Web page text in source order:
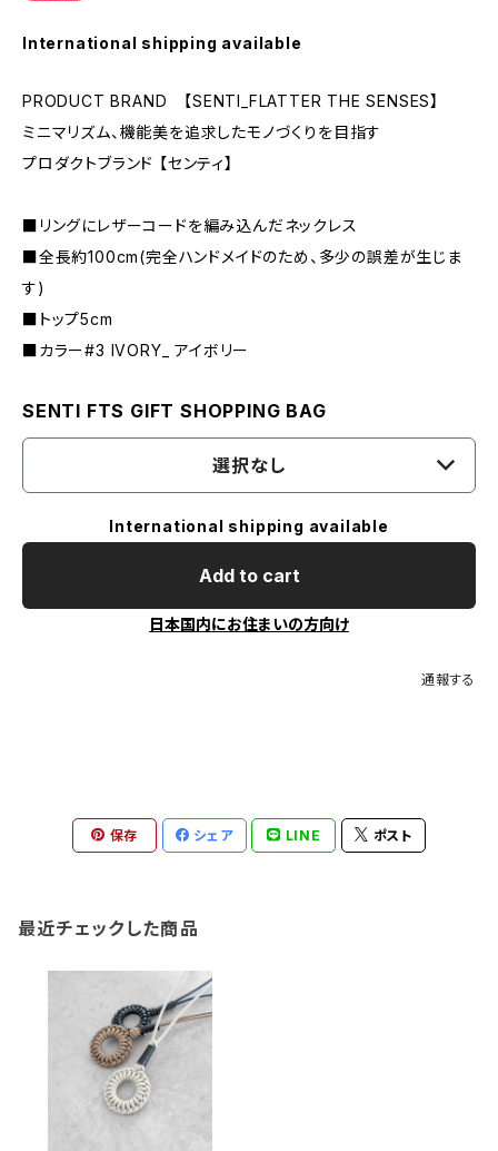
International shipping available
PRODUCT BRAND 【SENTI_FLATTER THE SENSES】
ミニマリズム、機能美を追求したモノづくりを目指す
プロダクトブランド 【センティ】
■リングにレザーコードを編み込んだネックレス
■全長約100cm(完全ハンドメイドのため、多少の誤差が生じま
す)
■トップ5cm
■カラー#3 IVORY_ アイボリー
SENTI FTS GIFT SHOPPING BAG
選択なし
International shipping available
Add to cart
日本国内にお住まいの方向け
通報する
保存 シェア LINE ポスト
最近チェックした商品